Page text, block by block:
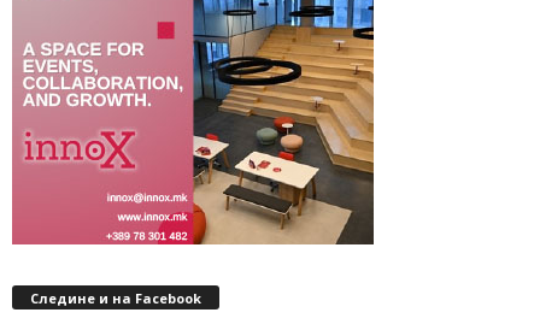
Следине и на Facebook